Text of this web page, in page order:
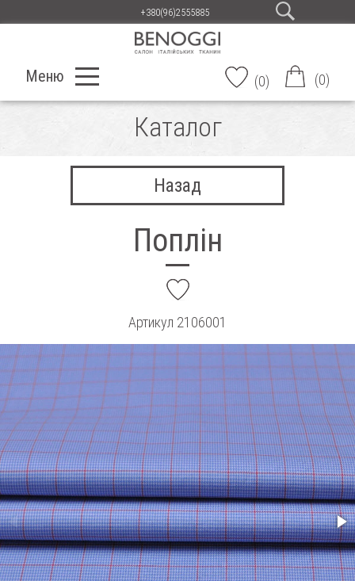
+380(96)2555885
Меню (0) (0)
Каталог
Назад
Поплін
Артикул 2106001